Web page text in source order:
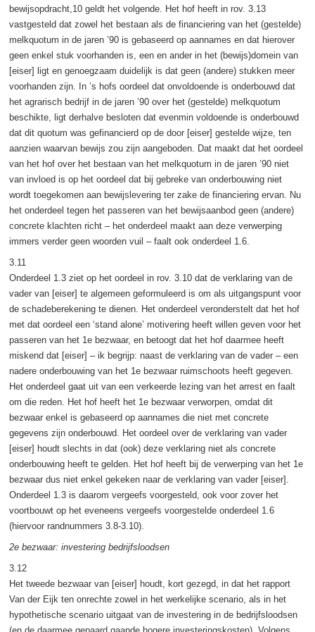
bewijsopdracht,10 geldt het volgende. Het hof heeft in rov. 3.13
vastgesteld dat zowel het bestaan als de financiering van het (gestelde)
melkquotum in de jaren ’90 is gebaseerd op aannames en dat hierover
geen enkel stuk voorhanden is, een en ander in het (bewijs)domein van
[eiser] ligt en genoegzaam duidelijk is dat geen (andere) stukken meer
voorhanden zijn. In ’s hofs oordeel dat onvoldoende is onderbouwd dat
het agrarisch bedrijf in de jaren ’90 over het (gestelde) melkquotum
beschikte, ligt derhalve besloten dat evenmin voldoende is onderbouwd
dat dit quotum was gefinancierd op de door [eiser] gestelde wijze, ten
aanzien waarvan bewijs zou zijn aangeboden. Dat maakt dat het oordeel
van het hof over het bestaan van het melkquotum in de jaren ’90 niet
van invloed is op het oordeel dat bij gebreke van onderbouwing niet
wordt toegekomen aan bewijslevering ter zake de financiering ervan. Nu
het onderdeel tegen het passeren van het bewijsaanbod geen (andere)
concrete klachten richt – het onderdeel maakt aan deze verwerping
immers verder geen woorden vuil – faalt ook onderdeel 1.6.
3.11
Onderdeel 1.3 ziet op het oordeel in rov. 3.10 dat de verklaring van de
vader van [eiser] te algemeen geformuleerd is om als uitgangspunt voor
de schadeberekening te dienen. Het onderdeel veronderstelt dat het hof
met dat oordeel een ‘stand alone’ motivering heeft willen geven voor het
passeren van het 1e bezwaar, en betoogt dat het hof daarmee heeft
miskend dat [eiser] – ik begrijp: naast de verklaring van de vader – een
nadere onderbouwing van het 1e bezwaar ruimschoots heeft gegeven.
Het onderdeel gaat uit van een verkeerde lezing van het arrest en faalt
om die reden. Het hof heeft het 1e bezwaar verworpen, omdat dit
bezwaar enkel is gebaseerd op aannames die niet met concrete
gegevens zijn onderbouwd. Het oordeel over de verklaring van vader
[eiser] houdt slechts in dat (ook) deze verklaring niet als concrete
onderbouwing heeft te gelden. Het hof heeft bij de verwerping van het 1e
bezwaar dus niet enkel gekeken naar de verklaring van vader [eiser].
Onderdeel 1.3 is daarom vergeefs voorgesteld, ook voor zover het
voortbouwt op het eveneens vergeefs voorgestelde onderdeel 1.6
(hiervoor randnummers 3.8-3.10).
2e bezwaar: investering bedrijfsloodsen
3.12
Het tweede bezwaar van [eiser] houdt, kort gezegd, in dat het rapport
Van der Eijk ten onrechte zowel in het werkelijke scenario, als in het
hypothetische scenario uitgaat van de investering in de bedrijfsloodsen